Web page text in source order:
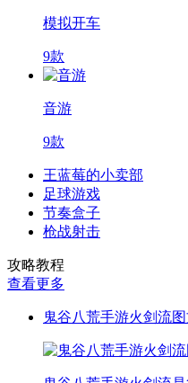
模拟开车
9款
音游
9款
王蓝莓的小卖部
足球游戏
节奏盒子
枪战射击
攻略教程
查看更多
鬼谷八荒手游火剑流